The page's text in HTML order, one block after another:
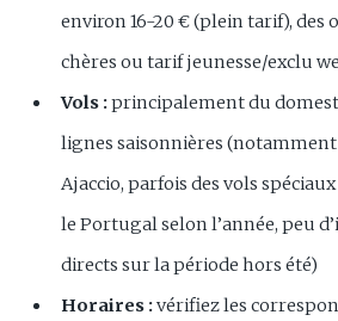
environ 16-20 € (plein tarif), des
chères ou tarif jeunesse/exclu
Vols :principalement du
lignes saisonnières
Ajaccio, parfois des vols
le Portugal selon l’année, peu
directs sur la période hors été)
Horaires :vérifiez les